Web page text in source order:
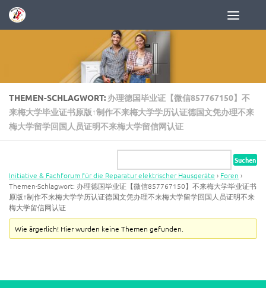
Zum Inhalt springen
THEMEN-SCHLAGWORT: 办理德国毕业证【微信857767150】不
来梅大学毕业证书原版↑制作不来梅大学学历认证德国文凭办理不来
梅大学留学回国人员证明不来梅大学留信网认证
Initiative & Fachforum für die Reparatur elektrischer Hausgeräte › Foren ›
Themen-Schlagwort: 办理德国毕业证【微信857767150】不来梅大学毕业证书
原版↑制作不来梅大学学历认证德国文凭办理不来梅大学留学回国人员证明不来
梅大学留信网认证
Wie ärgerlich! Hier wurden keine Themen gefunden.